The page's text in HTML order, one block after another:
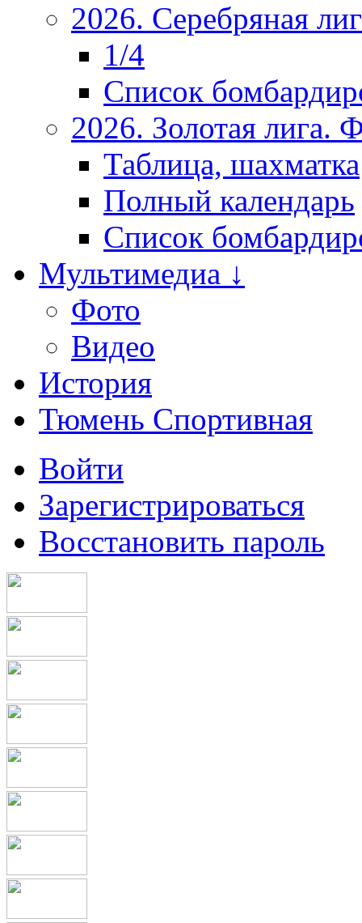
2026. Серебряная
1/4
Список
2026. Золотая
Таблица, шахматка
Полный календарь
Список
Мультимедиа ↓
Фото
Видео
История
Тюмень Спортивная
Войти
Зарегистрироваться
Восстановить пароль